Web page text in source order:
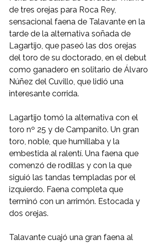
de tres orejas para Roca Rey,
sensacional faena de Talavante en la
tarde de la alternativa soñada de
Lagartijo, que paseó las dos orejas
del toro de su doctorado, en el debut
como ganadero en solitario de Álvaro
Núñez del Cuvillo, que lidió una
interesante corrida.
Lagartijo tomó la alternativa con el
toro nº 25 y de Campanito. Un gran
toro, noble, que humillaba y la
embestida al ralentí. Una faena que
comenzó de rodillas y con la que
siguió las tandas templadas por el
izquierdo. Faena completa que
terminó con un arrimón. Estocada y
dos orejas.
Talavante cuajó una gran faena al